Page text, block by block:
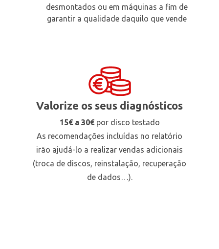
desmontados ou em máquinas a fim de
garantir a qualidade daquilo que vende
Valorize os seus diagnósticos
15€ a 30€por disco testado
As recomendações incluídas no relatório
irão ajudá-lo a realizar vendas adicionais
(troca de discos, reinstalação, recuperação
de dados…).